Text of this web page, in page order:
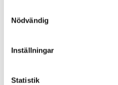
Nödvändig
Inställningar
Statistik
återvinnas ska det
Deponera
: Deponera
en soptipp (en deponi).
sätt ska försöka undvika.